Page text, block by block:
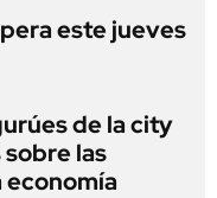
este jueves
de la city
las
economía